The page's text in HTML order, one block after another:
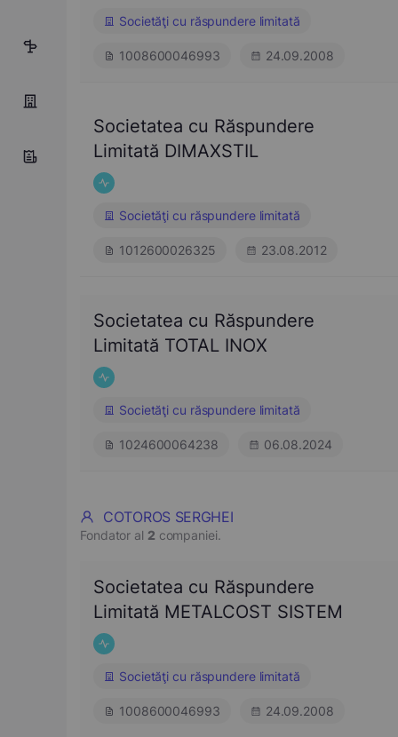
Societăţi cu răspundere limitată
1008600046993 24.09.2008
Societatea cu Răspundere
Limitată DIMAXSTIL
Societăţi cu răspundere limitată
1012600026325 23.08.2012
Societatea cu Răspundere
Limitată TOTAL INOX
Societăţi cu răspundere limitată
1024600064238 06.08.2024
COTOROS SERGHEI
Fondator al 2 companiei.
Societatea cu Răspundere
Limitată METALCOST SISTEM
Societăţi cu răspundere limitată
1008600046993 24.09.2008